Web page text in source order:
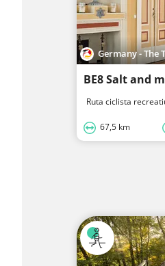
Germany - The
BE8 Salt and
Ruta ciclista
67,5 km